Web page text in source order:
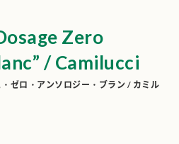
Zero
/ Camilucci
ゼロ・アンソロジー・ブラン / カミル